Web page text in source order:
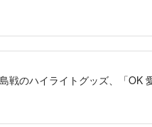
戦のハイライトグッズ、「OK